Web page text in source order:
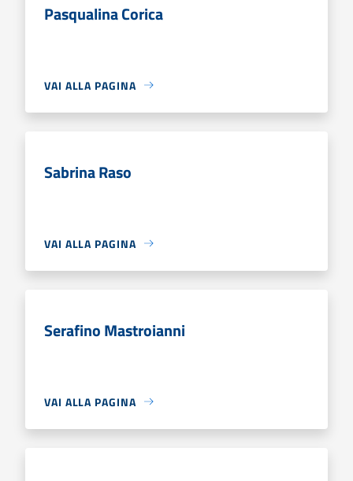
Pasqualina Corica
VAI ALLA PAGINA
Sabrina Raso
VAI ALLA PAGINA
Serafino Mastroianni
VAI ALLA PAGINA